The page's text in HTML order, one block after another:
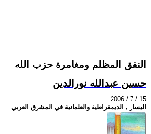
النفق المظلم ومغامرة حزب الله
حسين عبدالله نورالدين
2006 / 7 / 15
اليسار , الديمقراطية والعلمانية في المشرق العربي